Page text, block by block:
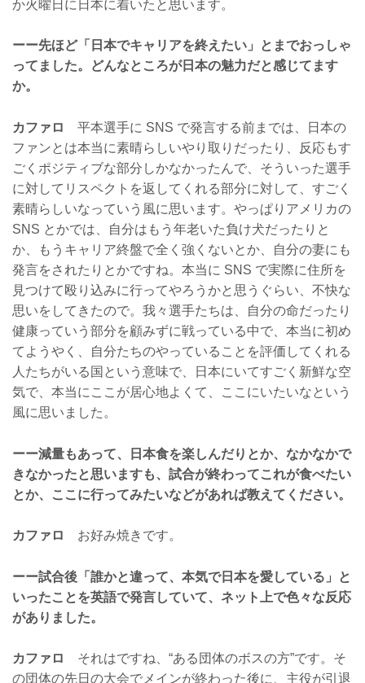
か火曜日に日本に着いたと思います。
ーー先ほど「日本でキャリアを終えたい」とまでおっしゃ
ってました。どんなところが日本の魅力だと感じてます
か。
カファロ
平本選手に SNS で発言する前までは、日本の
ファンとは本当に素晴らしいやり取りだったり、反応もす
ごくポジティブな部分しかなかったんで、そういった選手
に対してリスペクトを返してくれる部分に対して、すごく
素晴らしいなっていう風に思います。やっぱりアメリカの
SNS とかでは、自分はもう年老いた負け犬だったりと
か、もうキャリア終盤で全く強くないとか、自分の妻にも
発言をされたりとかですね。本当に SNS で実際に住所を
見つけて殴り込みに行ってやろうかと思うぐらい、不快な
思いをしてきたので。我々選手たちは、自分の命だったり
健康っていう部分を顧みずに戦っている中で、本当に初め
てようやく、自分たちのやっていることを評価してくれる
人たちがいる国という意味で、日本にいてすごく新鮮な空
気で、本当にここが居心地よくて、ここにいたいなという
風に思いました。
ーー減量もあって、日本食を楽しんだりとか、なかなかで
きなかったと思いますも、試合が終わってこれが食べたい
とか、ここに行ってみたいなどがあれば教えてください。
カファロ お好み焼きです。
ーー試合後「誰かと違って、本気で日本を愛している」と
いったことを英語で発言していて、ネット上で色々な反応
がありました。
カファロ
それはですね、“ある団体のボスの方”です。そ
の団体の先日の大会でメインが終わった後に、主役が引退